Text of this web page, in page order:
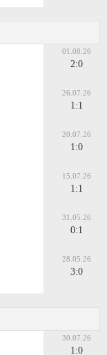
01.08.26
2:0
26.07.26
1:1
20.07.26
1:0
15.07.26
1:1
31.05.26
0:1
28.05.26
3:0
30.07.26
1:0